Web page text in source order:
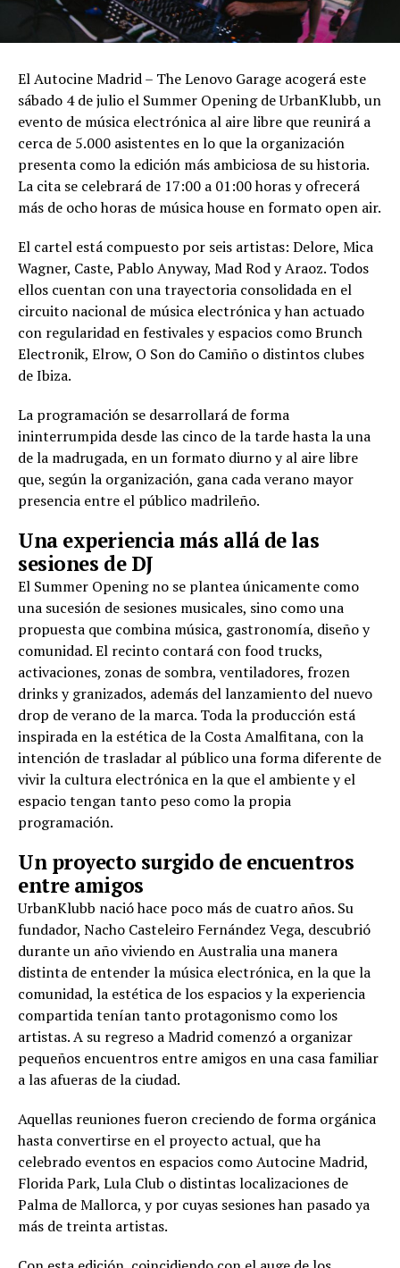
El Autocine Madrid – The Lenovo Garage acogerá este
sábado 4 de julio el Summer Opening de UrbanKlubb, un
evento de música electrónica al aire libre que reunirá a
cerca de 5.000 asistentes en lo que la organización
presenta como la edición más ambiciosa de su historia.
La cita se celebrará de 17:00 a 01:00 horas y ofrecerá
más de ocho horas de música house en formato open air.
El cartel está compuesto por seis artistas: Delore, Mica
Wagner, Caste, Pablo Anyway, Mad Rod y Araoz. Todos
ellos cuentan con una trayectoria consolidada en el
circuito nacional de música electrónica y han actuado
con regularidad en festivales y espacios como Brunch
Electronik, Elrow, O Son do Camiño o distintos clubes
de Ibiza.
La programación se desarrollará de forma
ininterrumpida desde las cinco de la tarde hasta la una
de la madrugada, en un formato diurno y al aire libre
que, según la organización, gana cada verano mayor
presencia entre el público madrileño.
Una experiencia más allá de las
sesiones de DJ
El Summer Opening no se plantea únicamente como
una sucesión de sesiones musicales, sino como una
propuesta que combina música, gastronomía, diseño y
comunidad. El recinto contará con food trucks,
activaciones, zonas de sombra, ventiladores, frozen
drinks y granizados, además del lanzamiento del nuevo
drop de verano de la marca. Toda la producción está
inspirada en la estética de la Costa Amalfitana, con la
intención de trasladar al público una forma diferente de
vivir la cultura electrónica en la que el ambiente y el
espacio tengan tanto peso como la propia
programación.
Un proyecto surgido de encuentros
entre amigos
UrbanKlubb nació hace poco más de cuatro años. Su
fundador, Nacho Casteleiro Fernández Vega, descubrió
durante un año viviendo en Australia una manera
distinta de entender la música electrónica, en la que la
comunidad, la estética de los espacios y la experiencia
compartida tenían tanto protagonismo como los
artistas. A su regreso a Madrid comenzó a organizar
pequeños encuentros entre amigos en una casa familiar
a las afueras de la ciudad.
Aquellas reuniones fueron creciendo de forma orgánica
hasta convertirse en el proyecto actual, que ha
celebrado eventos en espacios como Autocine Madrid,
Florida Park, Lula Club o distintas localizaciones de
Palma de Mallorca, y por cuyas sesiones han pasado ya
más de treinta artistas.